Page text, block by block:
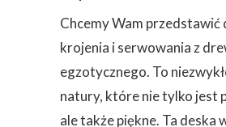
Chcemy Wam przedstawić
krojenia i serwowania z
egzotycznego. To
natury, które nie tylko jest
ale także piękne. Ta deska